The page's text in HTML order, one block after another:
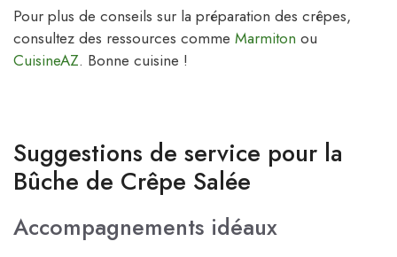
Pour plus de conseils sur la préparation des crêpes,
consultez des ressources comme Marmiton ou
CuisineAZ. Bonne cuisine !
Suggestions de service pour la
Bûche de Crêpe Salée
Accompagnements idéaux